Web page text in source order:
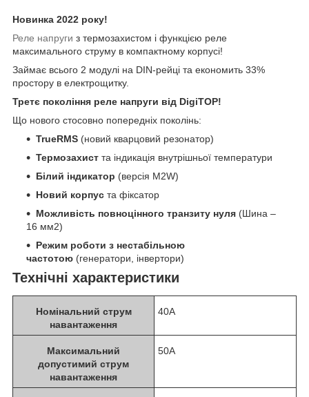
Новинка 2022 року!
Реле напруги з термозахистом і функцією реле
максимального струму в компактному корпусі!
Займає всього 2 модулі на DIN-рейці та економить 33%
простору в електрощитку.
Третє покоління реле напруги від DigiTOP!
Що нового стосовно попередніх поколінь:
TrueRMS (новий кварцовий резонатор)
Термозахист та індикація внутрішньої температури
Білий індикатор (версія M2W)
Новий корпус та фіксатор
Можливість повноцінного транзиту нуля (Шина –
16 мм2)
Режим роботи з нестабільною
частотою (генератори, інвертори)
Технічні характеристики
Номінальний струм
навантаження
40A
Максимальний
допустимий струм
навантаження
50A